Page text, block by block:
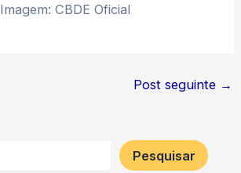
Imagem: CBDE Oficial
Post seguinte →
Pesquisar